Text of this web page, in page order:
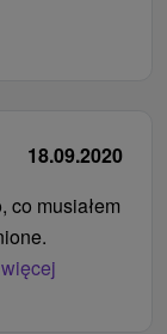
18.09.2020
co musiałem